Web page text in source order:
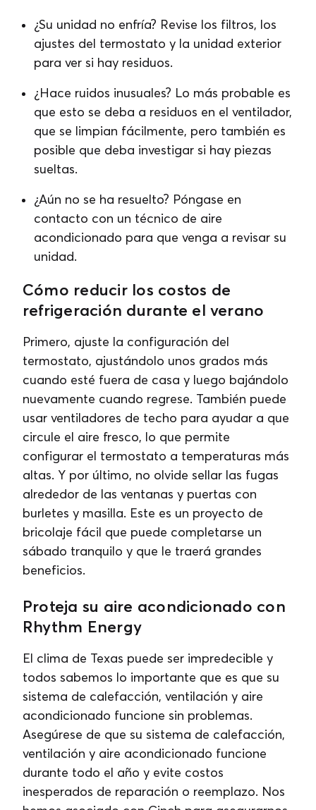
¿Su unidad no enfría? Revise los filtros, los
ajustes del termostato y la unidad exterior
para ver si hay residuos.
¿Hace ruidos inusuales? Lo más probable es
que esto se deba a residuos en el ventilador,
que se limpian fácilmente, pero también es
posible que deba investigar si hay piezas
sueltas.
¿Aún no se ha resuelto? Póngase en
contacto con un técnico de aire
acondicionado para que venga a revisar su
unidad.
Cómo reducir los costos de
refrigeración durante el verano
Primero, ajuste la configuración del
termostato, ajustándolo unos grados más
cuando esté fuera de casa y luego bajándolo
nuevamente cuando regrese. También puede
usar ventiladores de techo para ayudar a que
circule el aire fresco, lo que permite
configurar el termostato a temperaturas más
altas. Y por último, no olvide sellar las fugas
alrededor de las ventanas y puertas con
burletes y masilla. Este es un proyecto de
bricolaje fácil que puede completarse un
sábado tranquilo y que le traerá grandes
beneficios.
Proteja su aire acondicionado con
Rhythm Energy
El clima de Texas puede ser impredecible y
todos sabemos lo importante que es que su
sistema de calefacción, ventilación y aire
acondicionado funcione sin problemas.
Asegúrese de que su sistema de calefacción,
ventilación y aire acondicionado funcione
durante todo el año y evite costos
inesperados de reparación o reemplazo. Nos